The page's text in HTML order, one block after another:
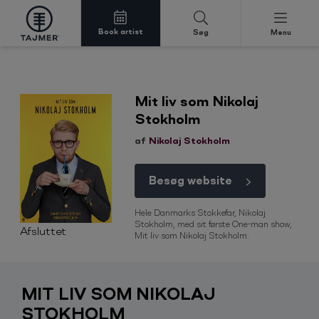
Book artist Søg Menu
Afsluttet
Mit liv som Nikolaj
Stokholm
af Nikolaj Stokholm
Besøg website
Hele Danmarks Stokkefar, Nikolaj
Stokholm, med sit første One-man show,
Mit liv som Nikolaj Stokholm.
MIT LIV SOM NIKOLAJ
STOKHOLM